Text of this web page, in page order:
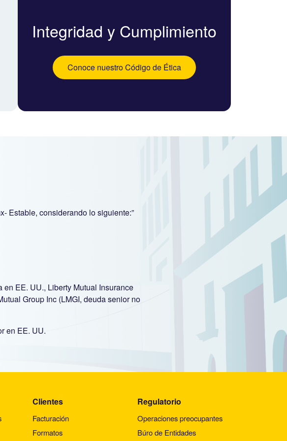
Integridad y Cumplimiento
Conoce nuestro Código de Ética
Estable, considerando lo siguiente:”
EE. UU., Liberty Mutual Insurance
Group Inc (LMGI, deuda senior no
en EE. UU.
Clientes
Facturación
Formatos
Regulatorio
Operaciones preocupantes
Búro de Entidades